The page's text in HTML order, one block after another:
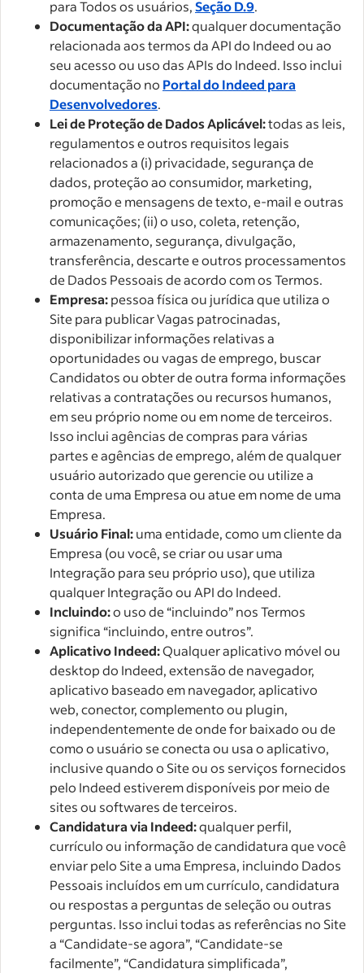
para Todos os usuários,Seção D.9.
Documentação da API:qualquer documentação
relacionada aos termos da API do Indeed ou ao
seu acesso ou uso das APIs do Indeed. Isso inclui
documentação no Portal do Indeed para
Desenvolvedores.
Lei de Proteção de Dados Aplicável:todas as leis,
regulamentos e outros requisitos legais
relacionados a (i) privacidade, segurança de
dados, proteção ao consumidor, marketing,
promoção e mensagens de texto, e-mail e outras
comunicações; (ii) o uso, coleta, retenção,
armazenamento, segurança, divulgação,
transferência, descarte e outros processamentos
de Dados Pessoais de acordo com os Termos.
Empresa:pessoa física ou jurídica que utiliza o
Site para publicar Vagas patrocinadas,
disponibilizar informações relativas a
oportunidades ou vagas de emprego, buscar
Candidatos ou obter de outra forma informações
relativas a contratações ou recursos humanos,
em seu próprio nome ou em nome de terceiros.
Isso inclui agências de compras para várias
partes e agências de emprego, além de qualquer
usuário autorizado que gerencie ou utilize a
conta de uma Empresa ou atue em nome de uma
Empresa.
Usuário Final:uma entidade, como um cliente da
Empresa (ou você, se criar ou usar uma
Integração para seu próprio uso), que utiliza
qualquer Integração ou API do Indeed.
Incluindo:o uso de “incluindo” nos Termos
significa “incluindo, entre outros”.
Aplicativo Indeed:Qualquer aplicativo móvel ou
desktop do Indeed, extensão de navegador,
aplicativo baseado em navegador, aplicativo
web, conector, complemento ou plugin,
independentemente de onde for baixado ou de
como o usuário se conecta ou usa o aplicativo,
inclusive quando o Site ou os serviços fornecidos
pelo Indeed estiverem disponíveis por meio de
sites ou softwares de terceiros.
Candidatura via Indeed:qualquer perfil,
currículo ou informação de candidatura que você
enviar pelo Site a uma Empresa, incluindo Dados
Pessoais incluídos em um currículo, candidatura
ou respostas a perguntas de seleção ou outras
perguntas. Isso inclui todas as referências no Site
a “Candidate-se agora”, “Candidate-se
facilmente”, “Candidatura simplificada”,